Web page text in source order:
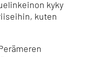
kyky
kuten